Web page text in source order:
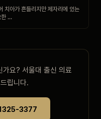
치아가 흔들리지만 제자리에 있는
한 …
가요? 서울대 출신 의료
립니다.
3377